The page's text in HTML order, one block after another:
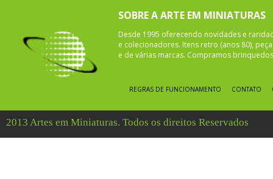
SOBRE A ARTE EM MINIATURAS
Desde 1995 oferecendo novidades e
e colecionadores. Itens retro (anos 80),
e de várias marcas. Compramos
REGRAS DE FUNCIONAMENTO CONTATO
2013 Artes em Miniaturas. Todos os direitos Reservados